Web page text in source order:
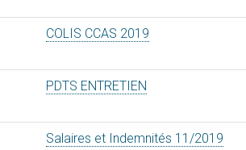
COLIS CCAS 2019
PDTS ENTRETIEN
Salaires et Indemnités 11/2019